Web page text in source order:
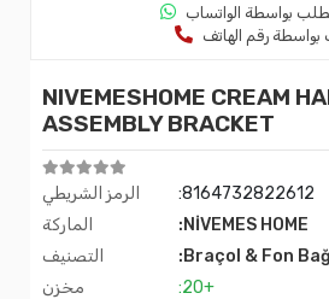
بواسطة الواتساب
بواسطة رقم الهاتف
NIVEMESHOME CREAM
ASSEMBLY BRACKET
الرمز الشريطي
:8164732822612
الماركة
:NİVEMES HOME
التصنيف
:Braçol & Fon
مخزن
:20+